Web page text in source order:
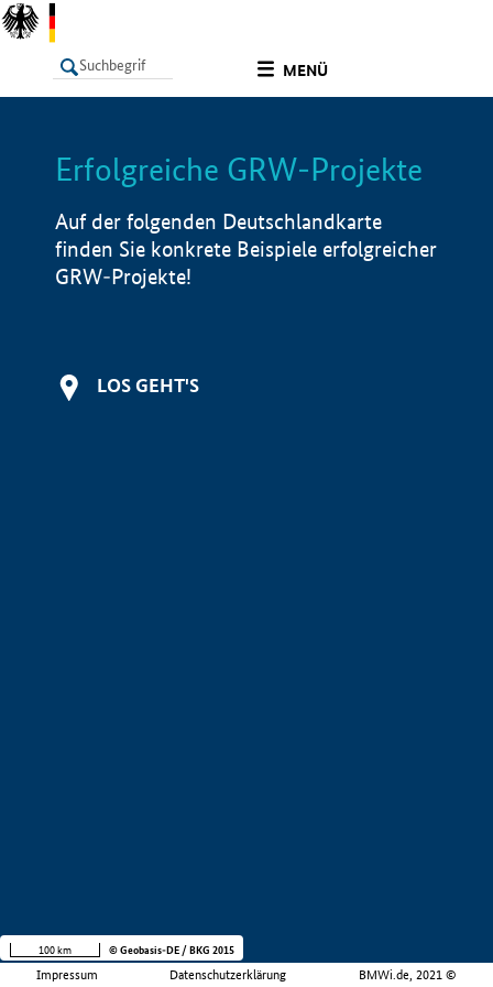
MENÜ
LISTE Info
Erfolgreiche GRW-Projekte
Auf der folgenden Deutschlandkarte
finden Sie konkrete Beispiele erfolgreicher
GRW-Projekte!
LOS GEHT'S
Impressum Datenschutzerklärung BMWi.de, 2021 ©
100 km © Geobasis-DE / BKG 2015